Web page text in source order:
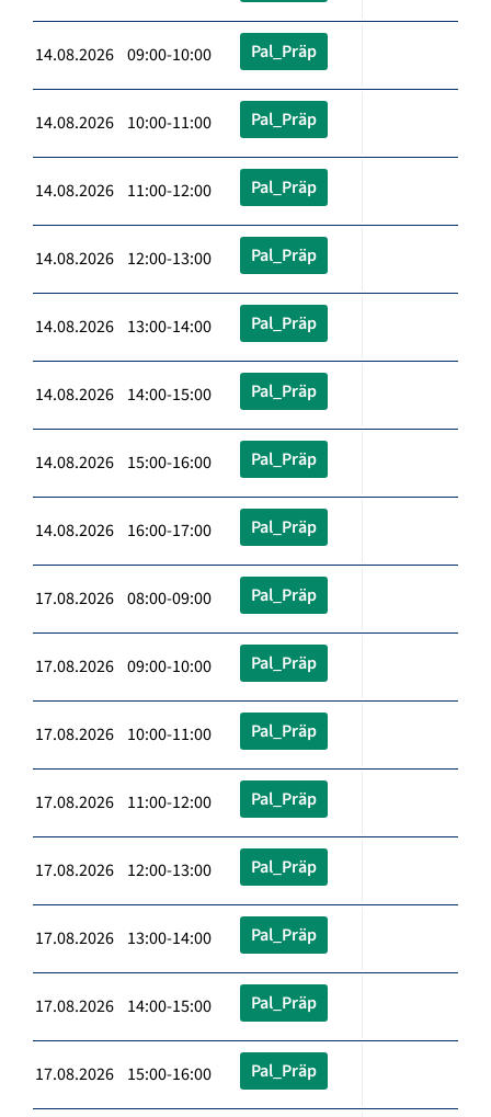
14.08.2026 09:00-10:00 Pal_Präp
14.08.2026 10:00-11:00 Pal_Präp
14.08.2026 11:00-12:00 Pal_Präp
14.08.2026 12:00-13:00 Pal_Präp
14.08.2026 13:00-14:00 Pal_Präp
14.08.2026 14:00-15:00 Pal_Präp
14.08.2026 15:00-16:00 Pal_Präp
14.08.2026 16:00-17:00 Pal_Präp
17.08.2026 08:00-09:00 Pal_Präp
17.08.2026 09:00-10:00 Pal_Präp
17.08.2026 10:00-11:00 Pal_Präp
17.08.2026 11:00-12:00 Pal_Präp
17.08.2026 12:00-13:00 Pal_Präp
17.08.2026 13:00-14:00 Pal_Präp
17.08.2026 14:00-15:00 Pal_Präp
17.08.2026 15:00-16:00 Pal_Präp